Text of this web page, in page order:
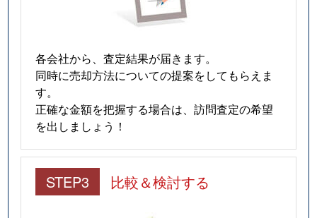
各会社から、査定結果が届きます。
同時に売却方法についての提案をしてもらえま
す。
正確な金額を把握する場合は、訪問査定の希望
を出しましょう！
STEP3 比較＆検討する